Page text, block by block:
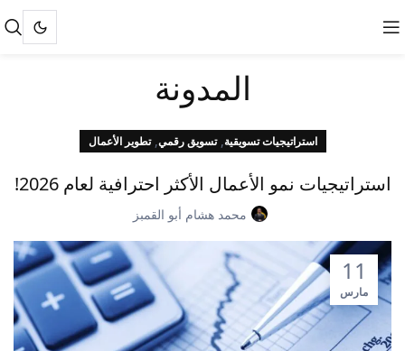
المدونة
استراتيجيات تسويقية,تسويق رقمي,تطوير الأعمال
استراتيجيات نمو الأعمال الأكثر احترافية لعام 2026!
محمد هشام أبو القمبز
11
مارس